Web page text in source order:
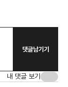
댓글남기기
내 댓글 보기